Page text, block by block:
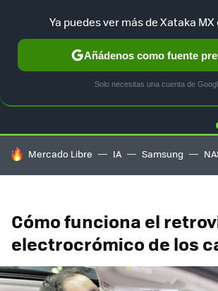
TESLA UBER AUTO ELECTRICO
HOY SE HABLA DE
Mercado Libre IA Samsung
Cómo funciona el
electrocrómico de los
Ya puedes ver más de Xataka MX
Añádenos como fuente
Solo necesitas una cuenta de